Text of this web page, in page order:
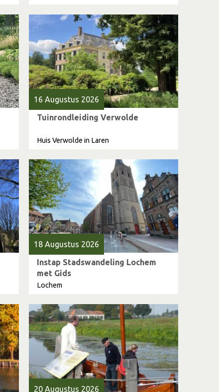
16 Augustus 2026
Tuinrondleiding Verwolde
Huis Verwolde in Laren
18 Augustus 2026
Instap Stadswandeling Lochem
met Gids
Lochem
20 Augustus 2026